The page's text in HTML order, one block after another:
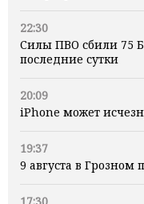
22:30
Силы ПВО сбили 75
последние сутки
20:09
iPhone может
19:37
9 августа в Грозном
17:30